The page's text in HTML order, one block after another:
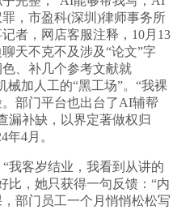
，市盈科(深圳)律师事务所
者，网店客服注释，10月13
天不克不及涉及“论文”字
、补几个参考文献就
加人工的“黑工场”。“我裸
部门平台也出台了AI辅帮
漏补缺，以界定著做权归
年4月。
客岁结业，我看到从讲的
比，她只获得一句反馈：“内
部门员工一个月悄悄松松写